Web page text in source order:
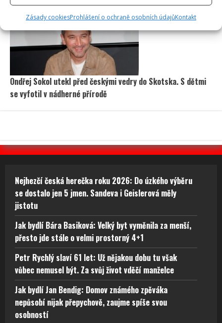
Zásady cookiesProhlášení o ochraně osobních údajůKontakt
Ondřej Sokol utekl před českými vedry do Skotska. S dětmi
se vyfotil v nádherné přírodě
Nejhezčí česká herečka roku 2026: Do úzkého výběru
se dostalo jen 5 jmen. Sandeva i Geislerová měly
jistotu
Jak bydlí Bára Basiková: Velký byt vyměnila za menší,
přesto jde stále o velmi prostorný 4+1
Petr Rychlý slaví 61 let: Už nějakou dobu tu však
vůbec nemusel být. Za svůj život vděčí manželce
Jak bydlí Jan Bendig: Domov známého zpěváka
nepůsobí nijak přepychově, zaujme spíše svou
osobností